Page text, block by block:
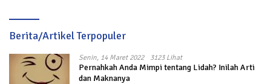
Berita/Artikel Terpopuler
Senin, 14 Maret 2022 3123 Lihat
Pernahkah Anda Mimpi tentang Lidah? Inilah Arti
dan Maknanya